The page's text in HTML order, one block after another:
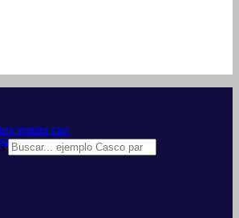
vender con